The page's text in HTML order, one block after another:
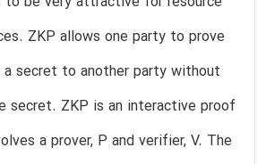
ZKP allows one party to prove
secret to another party without
secret. ZKP is an interactive proof
a prover, P and verifier, V. The